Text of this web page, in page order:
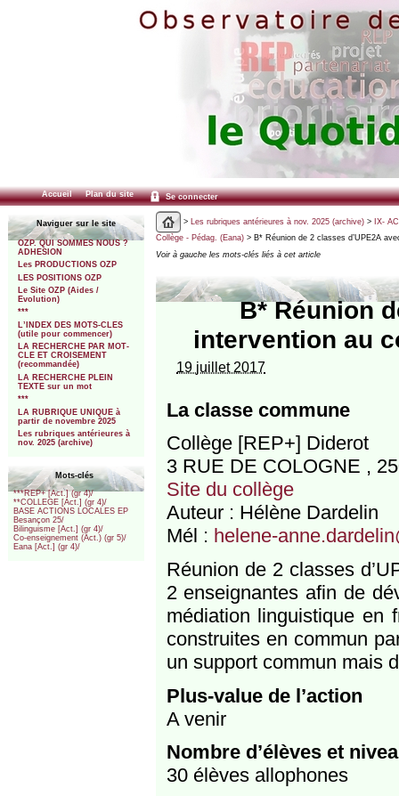
Accueil Plan du site Se connecter
Naviguer sur le site
OZP. QUI SOMMES NOUS ?
ADHESION
Les PRODUCTIONS OZP
LES POSITIONS OZP
Le Site OZP (Aides /
Evolution)
***
L’INDEX DES MOTS-CLES
(utile pour commencer)
LA RECHERCHE PAR MOT-
CLE ET CROISEMENT
(recommandée)
LA RECHERCHE PLEIN
TEXTE sur un mot
***
LA RUBRIQUE UNIQUE à
partir de novembre 2025
Les rubriques antérieures à
nov. 2025 (archive)
Mots-clés
***REP+ [Act.] (gr 4)/
**COLLEGE [Act.] (gr 4)/
BASE ACTIONS LOCALES EP
Besançon 25/
Bilinguisme [Act.] (gr 4)/
Co-enseignement (Act.) (gr 5)/
Eana [Act.] (gr 4)/
> Les rubriques antérieures à nov. 2025 (archive)> IX-
Collège - Pédag. (Eana)> B* Réunion de 2 classes d’UPE2A
Voir à gauche les mots-clés liés à cet article
B* Réunion
intervention au
19 juillet 2017
La classe commune
Collège [REP+] Diderot
3 RUE DE COLOGNE ,
Site du collège
Auteur : Hélène Dardelin
Mél : helene-
Réunion de 2 classes
2 enseignantes afin de
médiation linguistique en
construites en commun
un support commun mais
Plus-value de l’action
A venir
Nombre d’élèves et
30 élèves allophones